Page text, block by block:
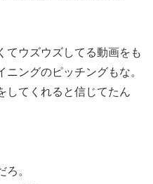
てウズウズしてる動画をも
ニングのピッチングもな。
してくれると信じてたん
。